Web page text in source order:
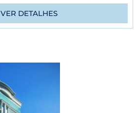
VER DETALHES